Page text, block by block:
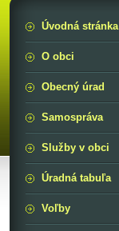
Úvodná stránka
O obci
Obecný úrad
Samospráva
Služby v obci
Úradná tabuľa
Voľby